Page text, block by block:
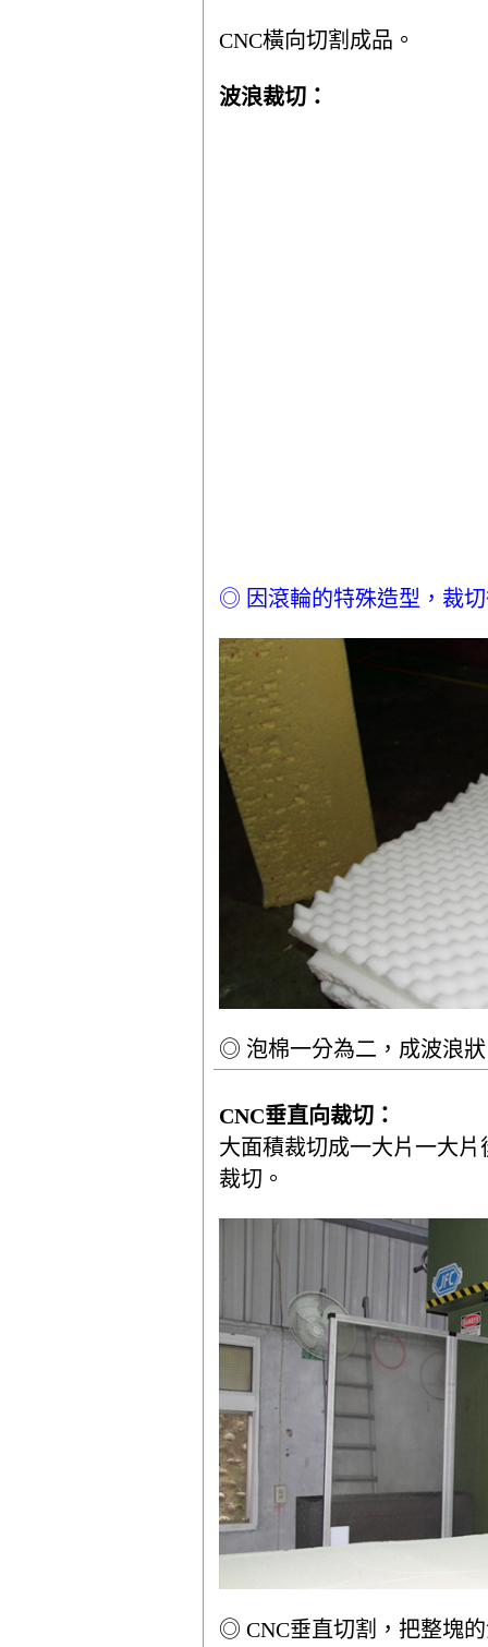
CNC橫向切割成品。
波浪裁切：
◎ 因滾輪的特殊造型，裁
◎ 泡棉一分為二，成波浪
CNC垂直向裁切：
大面積裁切成一大片一大
裁切。
◎ CNC垂直切割，把整塊